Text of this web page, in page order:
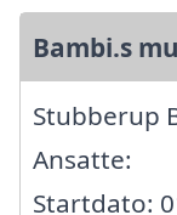
Bambi.s
Stubberup
Ansatte:
Startdato: